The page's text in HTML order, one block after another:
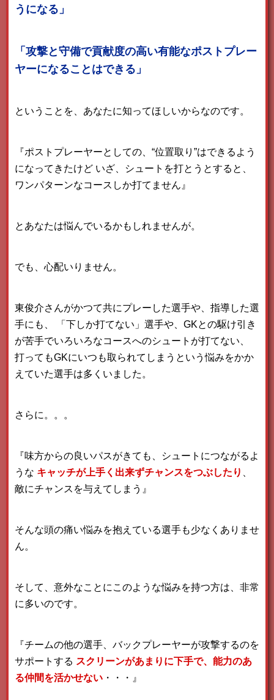
うになる」
「攻撃と守備で貢献度の高い有能なポストプレー
ヤーになることはできる」
ということを、あなたに知ってほしいからなのです。
『ポストプレーヤーとしての、“位置取り”はできるよう
になってきたけど いざ、シュートを打とうとすると、
ワンパターンなコースしか打てません』
とあなたは悩んでいるかもしれませんが。
でも、心配いりません。
東俊介さんがかつて共にプレーした選手や、指導した選
手にも、
「下しか打てない」選手や、GKとの駆け引き
が苦手でいろいろなコースへのシュートが打てない、
打ってもGKにいつも取られてしまうという悩みをかか
えていた選手は多くいました。
さらに。。。
『味方からの良いパスがきても、シュートにつながるよ
うな キャッチが上手く出来ずチャンスをつぶしたり
敵にチャンスを与えてしまう』
そんな頭の痛い悩みを抱えている選手も少なくありませ
ん。
そして、意外なことにこのような悩みを持つ方は、非常
に多いのです。
『チームの他の選手、バックプレーヤーが攻撃するのを
サポートする スクリーンがあまりに下手で、能力のあ
る仲間を活かせない ・・・』